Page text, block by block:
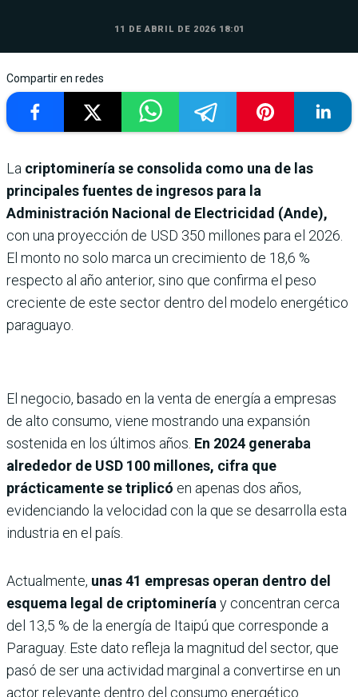
11 DE ABRIL DE 2026 18:01
Compartir en redes
La criptominería se consolida como una de las
principales fuentes de ingresos para la
Administración Nacional de Electricidad (Ande),
con una proyección de USD 350 millones para el 2026.
El monto no solo marca un crecimiento de 18,6 %
respecto al año anterior, sino que confirma el peso
creciente de este sector dentro del modelo energético
paraguayo.
El negocio, basado en la venta de energía a empresas
de alto consumo, viene mostrando una expansión
sostenida en los últimos años. En 2024 generaba
alrededor de USD 100 millones, cifra que
prácticamente se triplicó en apenas dos años,
evidenciando la velocidad con la que se desarrolla esta
industria en el país.
Actualmente, unas 41 empresas operan dentro del
esquema legal de criptomineríay concentran cerca
del 13,5 % de la energía de Itaipú que corresponde a
Paraguay. Este dato refleja la magnitud del sector, que
pasó de ser una actividad marginal a convertirse en un
actor relevante dentro del consumo energético